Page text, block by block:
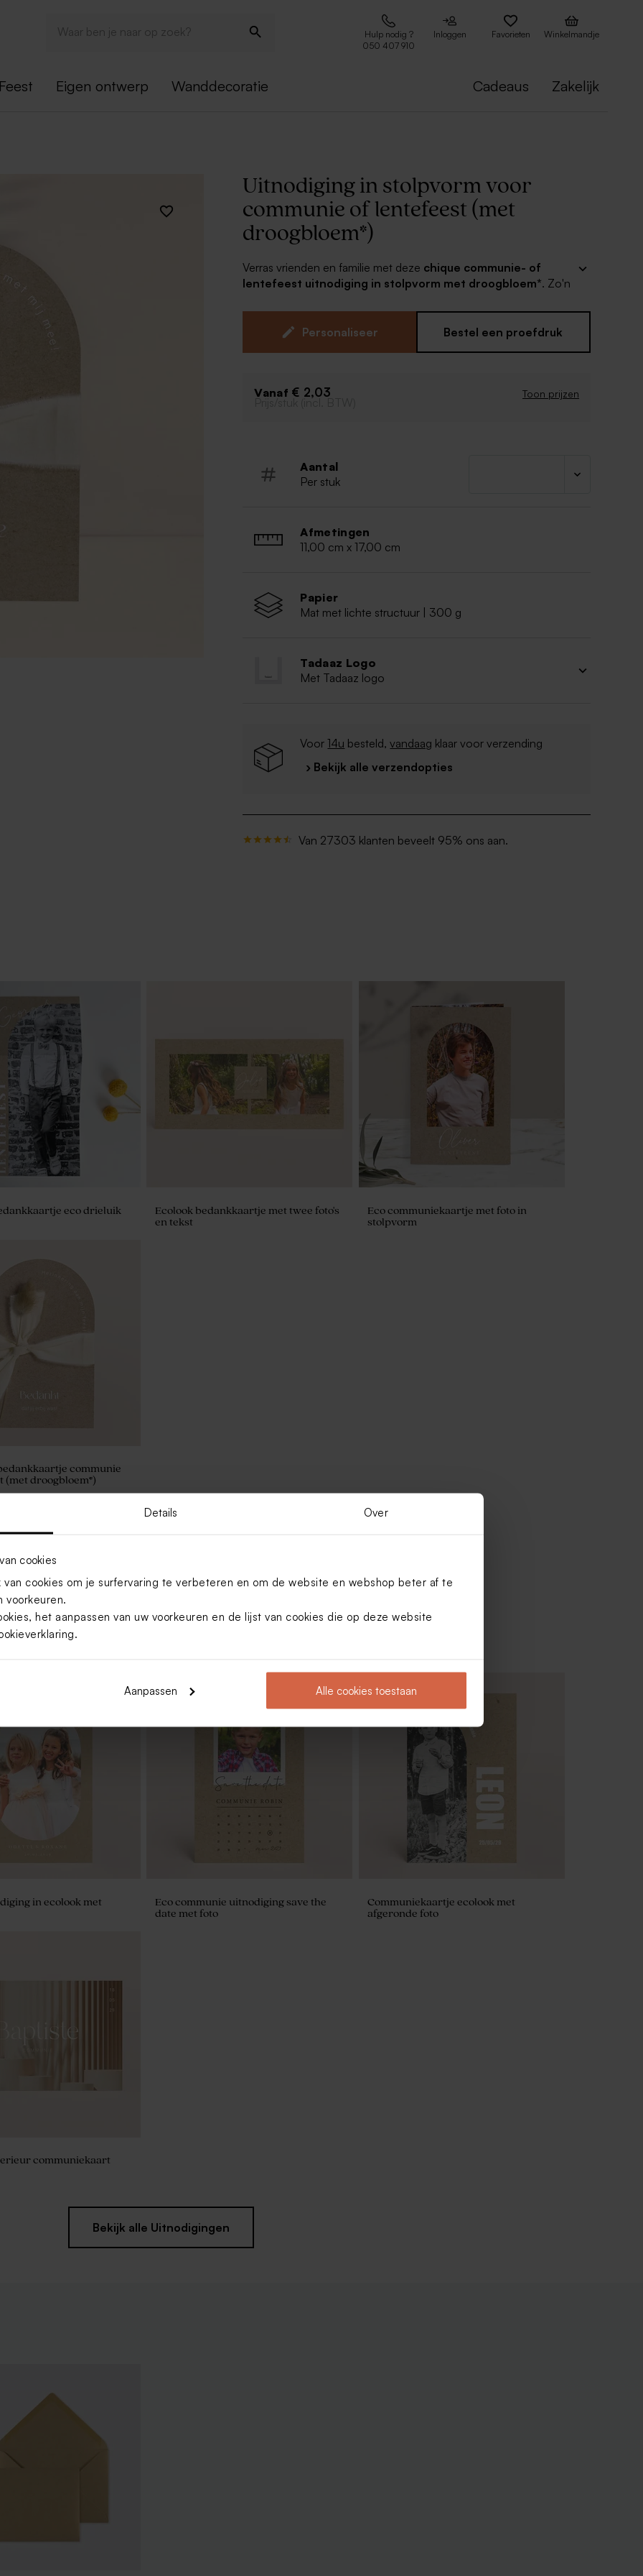
Details Over
cookies
cookies om je surfervaring te verbeteren en om de website en webshop beter af te
voorkeuren.
het aanpassen van uw voorkeuren en de lijst van cookies die op deze website
.
Aanpassen Alle cookies toestaan
Hulp nodig ?
050 407 910
Inloggen Favorieten Winkelmandje
Feest Eigen ontwerp Wanddecoratie Cadeaus Zakelijk
Uitnodiging in stolpvorm voor
communie of lentefeest (met
droogbloem*)
Verras vrienden en familie met deze chique communie- of
lentefeest uitnodiging in stolpvorm met droogbloem*. Zo'n
feestje van het jaar!
Je kan deze kaart helemaal zelf bewerken met eigen tekst, foto's,
Chique design
Personaliseer Bestel een proefdruk
Vanaf € 2,03 Toon prijzen
Prijs/stuk (incl. BTW)
Aantal
Per stuk
Afmetingen
11,00 cm x 17,00 cm
Papier
Mat met lichte structuur | 300 g
Tadaaz Logo
Met Tadaaz logo
Voor14u besteld,vandaag klaar voor verzending
› Bekijk alle verzendopties
Van 27303 klanten beveelt 95% ons aan.
eco drieluik
Ecolook bedankkaartje met twee foto's
en tekst
Eco communiekaartje met foto in
stolpvorm
communie
(met droogbloem*)
met foto en
Transparant schuifdoosje ecolook met
Rond label met naam van het
in ecolook met
Eco communie uitnodiging save the
date met foto
Communiekaartje ecolook met
afgeronde foto
communiekaart
Bekijk alle Uitnodigingen